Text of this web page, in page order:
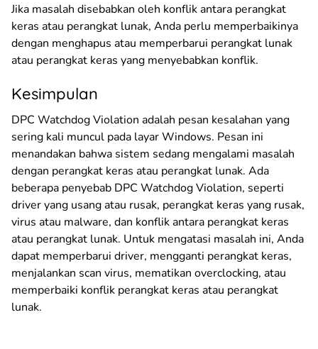
Jika masalah disebabkan oleh konflik antara perangkat
keras atau perangkat lunak, Anda perlu memperbaikinya
dengan menghapus atau memperbarui perangkat lunak
atau perangkat keras yang menyebabkan konflik.
Kesimpulan
DPC Watchdog Violation adalah pesan kesalahan yang
sering kali muncul pada layar Windows. Pesan ini
menandakan bahwa sistem sedang mengalami masalah
dengan perangkat keras atau perangkat lunak. Ada
beberapa penyebab DPC Watchdog Violation, seperti
driver yang usang atau rusak, perangkat keras yang rusak,
virus atau malware, dan konflik antara perangkat keras
atau perangkat lunak. Untuk mengatasi masalah ini, Anda
dapat memperbarui driver, mengganti perangkat keras,
menjalankan scan virus, mematikan overclocking, atau
memperbaiki konflik perangkat keras atau perangkat
lunak.